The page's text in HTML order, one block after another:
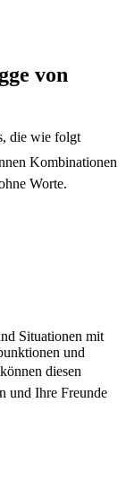
von
die wie folgt
Kombinationen
Worte.
Situationen mit
und
diesen
und Ihre Freunde